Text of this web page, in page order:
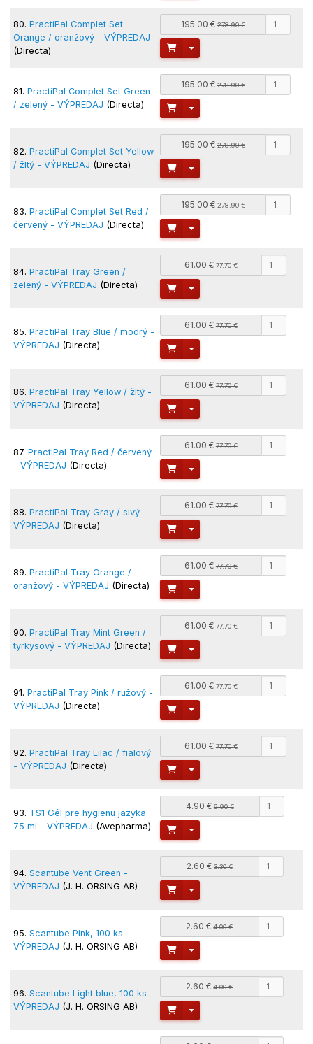
80. PractiPal Complet Set
Orange / oranžový - VÝPREDAJ
(Directa)
195.00 €278.90 €
Toggle Dropdown
81. PractiPal Complet Set Green
/ zelený - VÝPREDAJ (Directa)
195.00 €278.90 €
Toggle Dropdown
82. PractiPal Complet Set Yellow
/ žltý - VÝPREDAJ (Directa)
195.00 €278.90 €
Toggle Dropdown
83. PractiPal Complet Set Red /
červený - VÝPREDAJ (Directa)
195.00 €278.90 €
Toggle Dropdown
84. PractiPal Tray Green /
zelený - VÝPREDAJ (Directa)
61.00 €77.70 €
Toggle Dropdown
85. PractiPal Tray Blue / modrý -
VÝPREDAJ (Directa)
61.00 €77.70 €
Toggle Dropdown
86. PractiPal Tray Yellow / žltý -
VÝPREDAJ (Directa)
61.00 €77.70 €
Toggle Dropdown
87. PractiPal Tray Red / červený
- VÝPREDAJ (Directa)
61.00 €77.70 €
Toggle Dropdown
88. PractiPal Tray Gray / sivý -
VÝPREDAJ (Directa)
61.00 €77.70 €
Toggle Dropdown
89. PractiPal Tray Orange /
oranžový - VÝPREDAJ (Directa)
61.00 €77.70 €
Toggle Dropdown
90. PractiPal Tray Mint Green /
tyrkysový - VÝPREDAJ (Directa)
61.00 €77.70 €
Toggle Dropdown
91. PractiPal Tray Pink / ružový -
VÝPREDAJ (Directa)
61.00 €77.70 €
Toggle Dropdown
92. PractiPal Tray Lilac / fialový
- VÝPREDAJ (Directa)
61.00 €77.70 €
Toggle Dropdown
93. TS1 Gél pre hygienu jazyka
75 ml - VÝPREDAJ (Avepharma)
4.90 €6.90 €
Toggle Dropdown
94. Scantube Vent Green -
VÝPREDAJ (J. H. ORSING AB)
2.60 €3.30 €
Toggle Dropdown
95. Scantube Pink, 100 ks -
VÝPREDAJ (J. H. ORSING AB)
2.60 €4.00 €
Toggle Dropdown
96. Scantube Light blue, 100 ks -
VÝPREDAJ (J. H. ORSING AB)
2.60 €4.00 €
Toggle Dropdown